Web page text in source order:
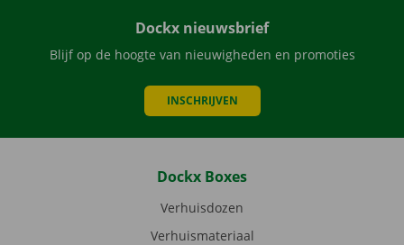
Dockx nieuwsbrief
Blijf op de hoogte van nieuwigheden en promoties
INSCHRIJVEN
Dockx Boxes
Verhuisdozen
Verhuismateriaal